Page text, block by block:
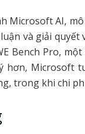
Microsoft AI,
và giải quyết
Bench Pro,
Microsoft
trong khi chi